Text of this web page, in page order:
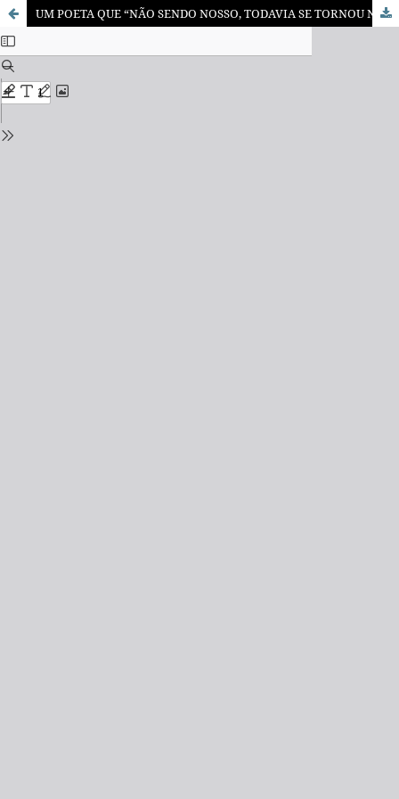
UM POETA QUE “NÃO SENDO NOSSO, TODAVIA SE TORNOU NOSSO”. ÂNGELO DE LIMA ENTRE SIMBOLISMO E MODERNISMO.